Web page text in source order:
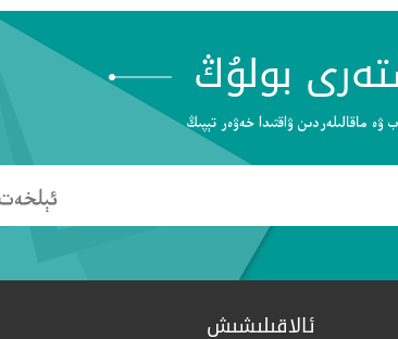
بولۇڭ
ۋە ماقالىلەردىن ۋاقتىدا خەۋەر تېپىڭ
ئالاقىلىشىش